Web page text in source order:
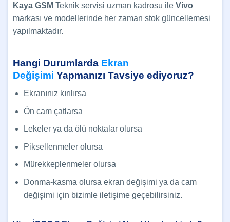
Kaya GSM Teknik servisi uzman kadrosu ile Vivo
markası ve modellerinde her zaman stok güncellemesi
yapılmaktadır.
Hangi Durumlarda Ekran
Değişimi Yapmanızı Tavsiye ediyoruz?
Ekranınız kırılırsa
Ön cam çatlarsa
Lekeler ya da ölü noktalar olursa
Piksellenmeler olursa
Mürekkeplenmeler olursa
Donma-kasma olursa ekran değişimi ya da cam
değişimi için bizimle iletişime geçebilirsiniz.